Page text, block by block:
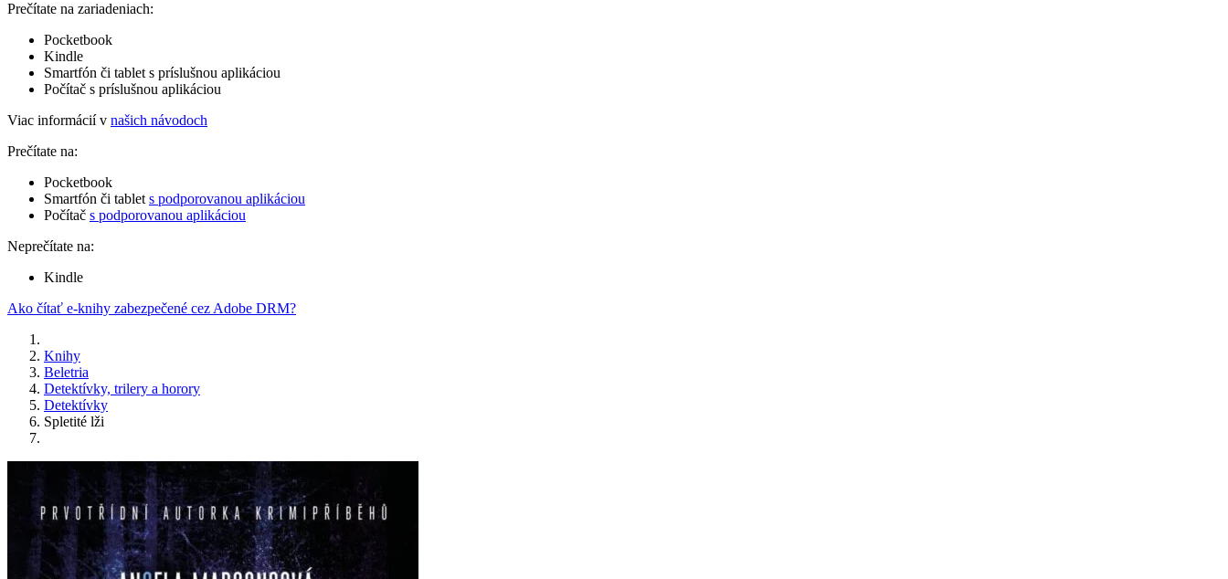
Prečítate na zariadeniach:
Pocketbook
Kindle
Smartfón či tablet s príslušnou aplikáciou
Počítač s príslušnou aplikáciou
Viac informácií v našich návodoch
Prečítate na:
Pocketbook
Smartfón či tablet s podporovanou aplikáciou
Počítač s podporovanou aplikáciou
Neprečítate na:
Kindle
Ako čítať e-knihy zabezpečené cez Adobe DRM?
Knihy
Beletria
Detektívky, trilery a horory
Detektívky
Spletité lži